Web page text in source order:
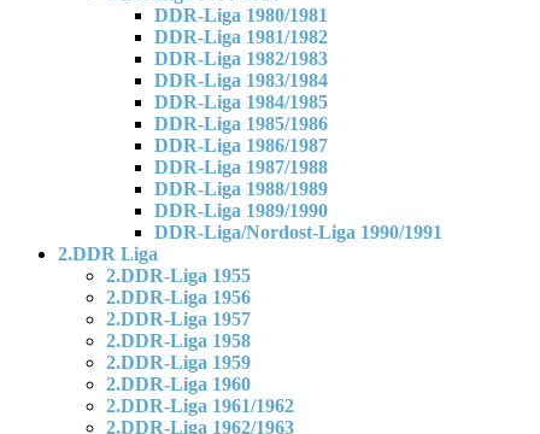
DDR-Liga 1980/1981
DDR-Liga 1981/1982
DDR-Liga 1982/1983
DDR-Liga 1983/1984
DDR-Liga 1984/1985
DDR-Liga 1985/1986
DDR-Liga 1986/1987
DDR-Liga 1987/1988
DDR-Liga 1988/1989
DDR-Liga 1989/1990
DDR-Liga/Nordost-Liga 1990/1991
2.DDR Liga
2.DDR-Liga 1955
2.DDR-Liga 1956
2.DDR-Liga 1957
2.DDR-Liga 1958
2.DDR-Liga 1959
2.DDR-Liga 1960
2.DDR-Liga 1961/1962
2.DDR-Liga 1962/1963